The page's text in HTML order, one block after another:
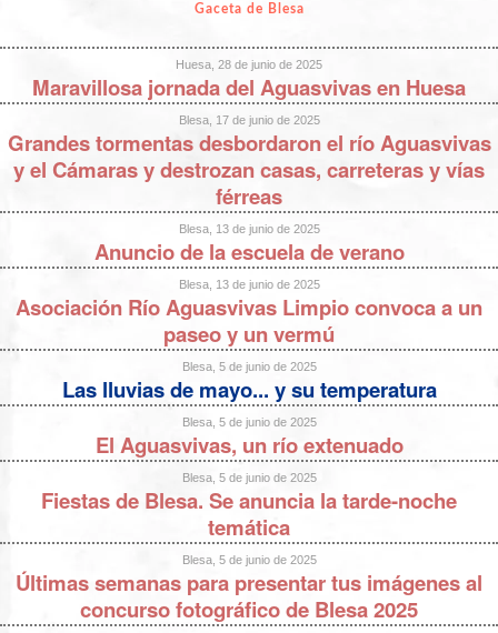
Gaceta de Blesa
Huesa, 28 de junio de 2025
Maravillosa jornada del Aguasvivas en Huesa
Blesa, 17 de junio de 2025
Grandes tormentas desbordaron el río Aguasvivas
y el Cámaras y destrozan casas, carreteras y vías
férreas
Blesa, 13 de junio de 2025
Anuncio de la escuela de verano
Blesa, 13 de junio de 2025
Asociación Río Aguasvivas Limpio convoca a un
paseo y un vermú
Blesa, 5 de junio de 2025
Las lluvias de mayo... y su temperatura
Blesa, 5 de junio de 2025
El Aguasvivas, un río extenuado
Blesa, 5 de junio de 2025
Fiestas de Blesa. Se anuncia la tarde-noche
temática
Blesa, 5 de junio de 2025
Últimas semanas para presentar tus imágenes al
concurso fotográfico de Blesa 2025